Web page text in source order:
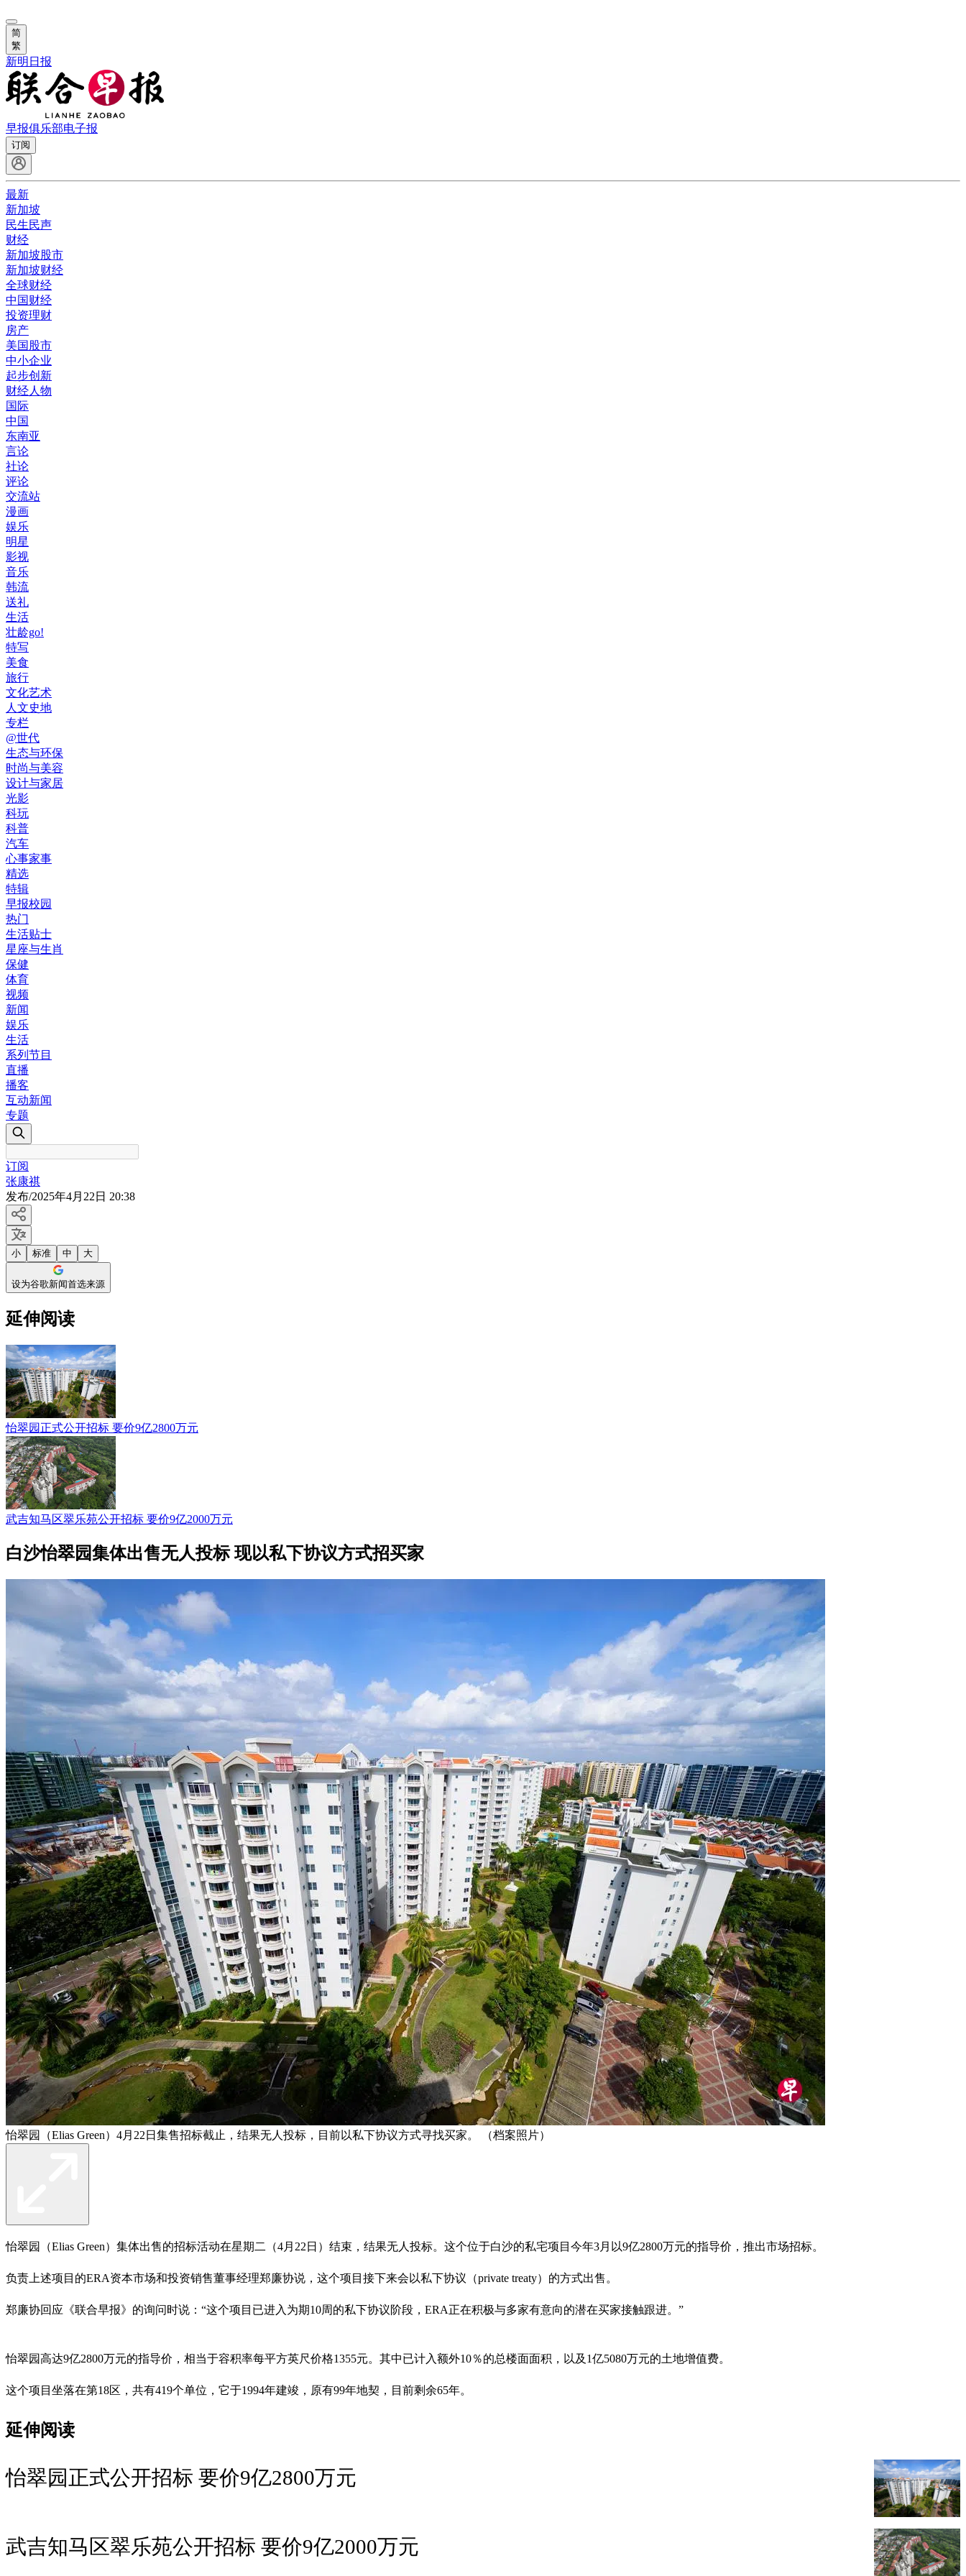
简
繁
新明日报
早报俱乐部电子报
订阅
最新
新加坡
民生民声
财经
新加坡股市
新加坡财经
全球财经
中国财经
投资理财
房产
美国股市
中小企业
起步创新
财经人物
国际
中国
东南亚
言论
社论
评论
交流站
漫画
娱乐
明星
影视
音乐
韩流
送礼
生活
壮龄go!
特写
美食
旅行
文化艺术
人文史地
专栏
@世代
生态与环保
时尚与美容
设计与家居
光影
科玩
科普
汽车
心事家事
精选
特辑
早报校园
热门
生活贴士
星座与生肖
保健
体育
视频
新闻
娱乐
生活
系列节目
直播
播客
互动新闻
专题
订阅
张康祺
发布/2025年4月22日 20:38
小 标准 中 大
设为谷歌新闻首选来源
延伸阅读
怡翠园正式公开招标 要价9亿2800万元
武吉知马区翠乐苑公开招标 要价9亿2000万元
白沙怡翠园集体出售无人投标 现以私下协议方式招买家
怡翠园（Elias Green）4月22日集售招标截止，结果无人投标，目前以私下协议方式寻找买家。 （档案照片）
怡翠园（Elias Green）集体出售的招标活动在星期二（4月22日）结束，结果无人投标。这个位于白沙的私宅项目今年3月以9亿2800万元的指导价，推出市场招标。
负责上述项目的ERA资本市场和投资销售董事经理郑廉协说，这个项目接下来会以私下协议（private treaty）的方式出售。
郑廉协回应《联合早报》的询问时说：“这个项目已进入为期10周的私下协议阶段，ERA正在积极与多家有意向的潜在买家接触跟进。”
怡翠园高达9亿2800万元的指导价，相当于容积率每平方英尺价格1355元。其中已计入额外10％的总楼面面积，以及1亿5080万元的土地增值费。
这个项目坐落在第18区，共有419个单位，它于1994年建竣，原有99年地契，目前剩余65年。
延伸阅读
怡翠园正式公开招标 要价9亿2800万元
武吉知马区翠乐苑公开招标 要价9亿2000万元